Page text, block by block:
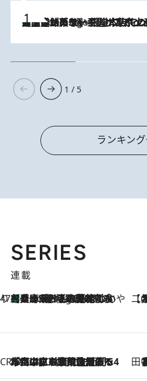
6 Hours Ago
【間違いのない王道・東京土産】資生堂パーラー 銀座本店でのみ出会える銘菓5選《極上プディング・濃厚チーズケーキ・ボンボンショコラほか》
1 / 5
ランキン
SERIES
連載
47都道府県の手みやげ ひんやりスイーツで夏を満喫
6 Hours Ago
【兵庫県】この夏絶対食べたい 冷やしておいしいおやつ3選 淡路島の恵みをジェラートに集約 【 【
CREA'S CHOICE
2026.8.7
「立川にも歌舞伎があるんだよ」 片岡仁左衛門・市川中車ら豪華座組みで4年目の立川立飛歌舞伎へ 田「湘南